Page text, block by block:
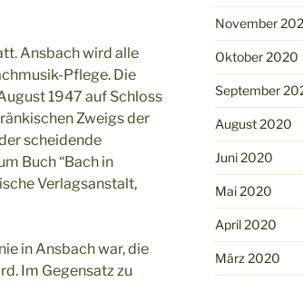
Ansbach wird alle
Pflege. Die
1947 auf Schloss
Zweigs der
scheidende
Buch “Bach in
Verlagsanstalt,
in Ansbach war, die
Im Gegensatz zu
November
Oktober 2020
September
August 2020
Juni 2020
Mai 2020
April 2020
März 2020